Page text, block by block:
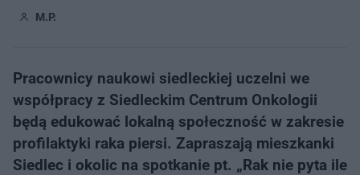
M.P.
Pracownicy naukowi siedleckiej uczelni we
współpracy z Siedleckim Centrum Onkologii
będą edukować lokalną społeczność w zakresie
profilaktyki raka piersi. Zapraszają mieszkanki
Siedlec i okolic na spotkanie pt. „Rak nie pyta ile